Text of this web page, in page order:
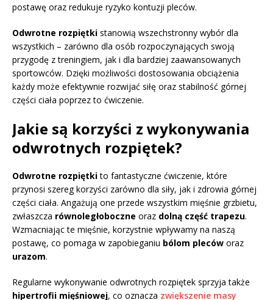
postawę oraz redukuje ryzyko kontuzji pleców.
Odwrotne rozpiętki stanowią wszechstronny wybór dla
wszystkich – zarówno dla osób rozpoczynających swoją
przygodę z treningiem, jak i dla bardziej zaawansowanych
sportowców. Dzięki możliwości dostosowania obciążenia
każdy może efektywnie rozwijać siłę oraz stabilność górnej
części ciała poprzez to ćwiczenie.
Jakie są korzyści z wykonywania
odwrotnych rozpiętek?
Odwrotne rozpiętkito fantastyczne ćwiczenie, które
przynosi szereg korzyści zarówno dla siły, jak i zdrowia górnej
części ciała. Angażują one przede wszystkim mięśnie grzbietu,
zwłaszcza równoległoboczne oraz dolną część trapezu.
Wzmacniając te mięśnie, korzystnie wpływamy na naszą
postawę, co pomaga w zapobieganiu bólom pleców oraz
urazom.
Regularne wykonywanie odwrotnych rozpiętek sprzyja także
hipertrofii mięśniowej, co oznacza zwiększenie masy